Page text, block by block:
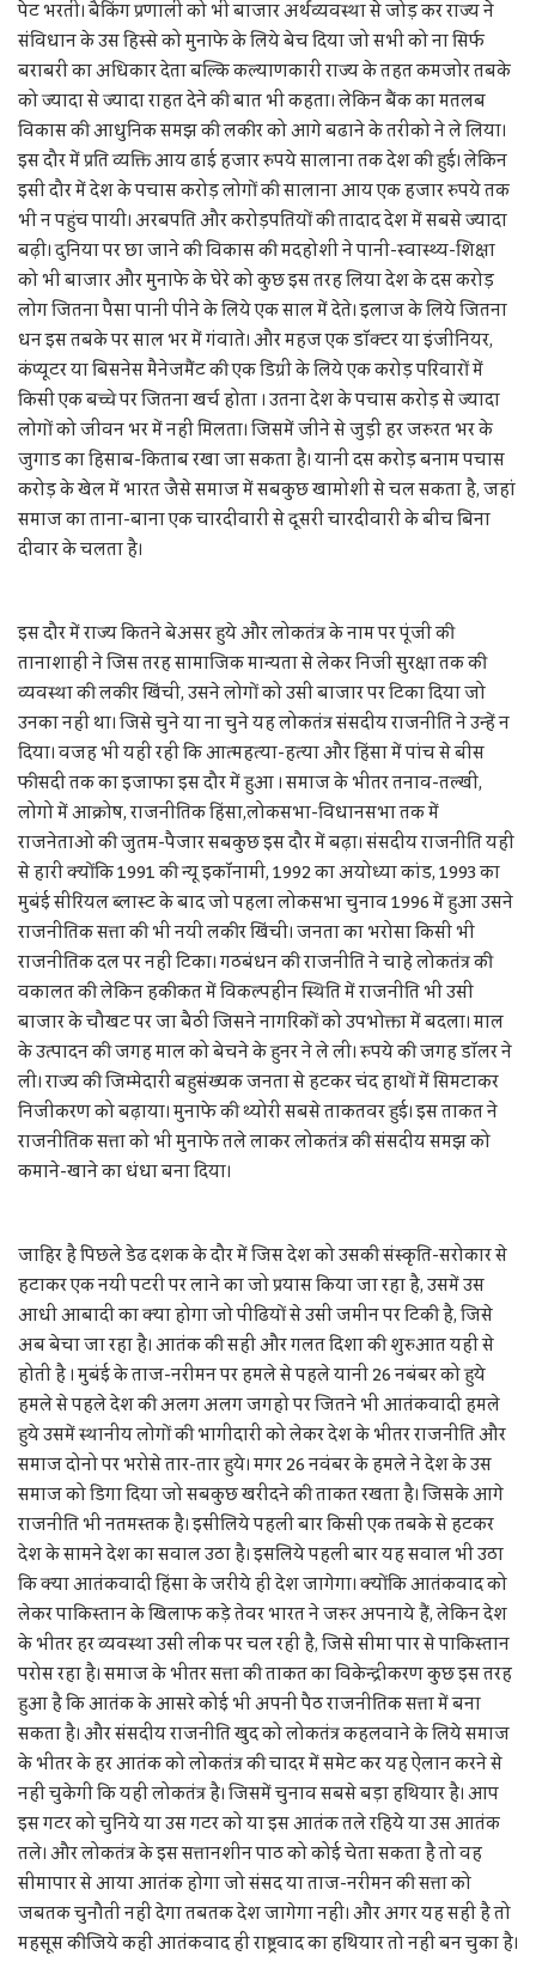
पेट भरती। बैकिंग प्रणाली को भी बाजार अर्थव्यवस्था से जोड़ कर राज्य ने
संविधान के उस हिस्से को मुनाफे के लिये बेच दिया जो सभी को ना सिर्फ
बराबरी का अधिकार देता बल्कि कल्याणकारी राज्य के तहत कमजोर तबके
को ज्यादा से ज्यादा राहत देने की बात भी कहता। लेकिन बैंक का मतलब
विकास की आधुनिक समझ की लकीर को आगे बढाने के तरीको ने ले लिया।
इस दौर में प्रति व्यक्ति आय ढाई हजार रुपये सालाना तक देश की हुई। लेकिन
इसी दौर में देश के पचास करोड़ लोगों की सालाना आय एक हजार रुपये तक
भी न पहुंच पायी। अरबपति और करोड़पतियों की तादाद देश में सबसे ज्यादा
बढ़ी। दुनिया पर छा जाने की विकास की मदहोशी ने पानी-स्वास्थ्य-शिक्षा
को भी बाजार और मुनाफे के घेरे को कुछ इस तरह लिया देश के दस करोड़
लोग जितना पैसा पानी पीने के लिये एक साल में देते। इलाज के लिये जितना
धन इस तबके पर साल भर में गंवाते। और महज एक डॉक्टर या इंजीनियर,
कंप्यूटर या बिसनेस मैनेजमैंट की एक डिग्री के लिये एक करोड़ परिवारों में
किसी एक बच्चे पर जितना खर्च होता । उतना देश के पचास करोड़ से ज्यादा
लोगों को जीवन भर में नहीं मिलता। जिसमें जीने से जुड़ी हर जरुरत भर के
जुगाड का हिसाब-किताब रखा जा सकता है। यानी दस करोड़ बनाम पचास
करोड़ के खेल में भारत जैसे समाज में सबकुछ खामोशी से चल सकता है, जहां
समाज का ताना-बाना एक चारदीवारी से दूसरी चारदीवारी के बीच बिना
दीवार के चलता है।
इस दौर में राज्य कितने बेअसर हुये और लोकतंत्र के नाम पर पूंजी की
तानाशाही ने जिस तरह सामाजिक मान्यता से लेकर निजी सुरक्षा तक की
व्यवस्था की लकीर खिंची, उसने लोगों को उसी बाजार पर टिका दिया जो
उनका नहीं था। जिसे चुने या ना चुने यह लोकतंत्र संसदीय राजनीति ने उन्हें न
दिया। वजह भी यही रही कि आत्महत्या-हत्या और हिंसा में पांच से बीस
फीसदी तक का इजाफा इस दौर में हुआ । समाज के भीतर तनाव-तल्खी,
लोगो में आक्रोष, राजनीतिक हिंसा,लोकसभा-विधानसभा तक में
राजनेताओ की जुतम-पैजार सबकुछ इस दौर में बढ़ा। संसदीय राजनीति यही
से हारी क्योंकि 1991 की न्यू इकॉनामी, 1992 का अयोध्या कांड, 1993 का
मुबंई सीरियल ब्लास्ट के बाद जो पहला लोकसभा चुनाव 1996 में हुआ उसने
राजनीतिक सत्ता की भी नयी लकीर खिंची। जनता का भरोसा किसी भी
राजनीतिक दल पर नहीं टिका। गठबंधन की राजनीति ने चाहे लोकतंत्र की
वकालत की लेकिन हकीकत में विकल्पहीन स्थिति में राजनीति भी उसी
बाजार के चौखट पर जा बैठी जिसने नागरिकों को उपभोक्ता में बदला। माल
के उत्पादन की जगह माल को बेचने के हुनर ने ले ली। रुपये की जगह डॉलर ने
ली। राज्य की जिम्मेदारी बहुसंख्यक जनता से हटकर चंद हाथों में सिमटाकर
निजीकरण को बढ़ाया। मुनाफे की थ्योरी सबसे ताकतवर हुई। इस ताकत ने
राजनीतिक सत्ता को भी मुनाफे तले लाकर लोकतंत्र की संसदीय समझ को
कमाने-खाने का धंधा बना दिया।
जाहिर है पिछले डेढ दशक के दौर में जिस देश को उसकी संस्कृति-सरोकार से
हटाकर एक नयी पटरी पर लाने का जो प्रयास किया जा रहा है, उसमें उस
आधी आबादी का क्या होगा जो पीढियों से उसी जमीन पर टिकी है, जिसे
अब बेचा जा रहा है। आतंक की सही और गलत दिशा की शुरुआत यहीं से
होती है । मुबंई के ताज-नरीमन पर हमले से पहले यानी 26 नबंबर को हुये
हमले से पहले देश की अलग अलग जगहो पर जितने भी आतंकवादी हमले
हुये उसमें स्थानीय लोगों की भागीदारी को लेकर देश के भीतर राजनीति और
समाज दोनो पर भरोसे तार-तार हुये। मगर 26 नवंबर के हमले ने देश के उस
समाज को डिगा दिया जो सबकुछ खरीदने की ताकत रखता है। जिसके आगे
राजनीति भी नतमस्तक है। इसीलिये पहली बार किसी एक तबके से हटकर
देश के सामने देश का सवाल उठा है। इसलिये पहली बार यह सवाल भी उठा
कि क्या आतंकवादी हिंसा के जरीये ही देश जागेगा। क्योंकि आतंकवाद को
लेकर पाकिस्तान के खिलाफ कड़े तेवर भारत ने जरुर अपनाये हैं, लेकिन देश
के भीतर हर व्यवस्था उसी लीक पर चल रही है, जिसे सीमा पार से पाकिस्तान
परोस रहा है। समाज के भीतर सत्ता की ताकत का विकेन्द्रीकरण कुछ इस तरह
हुआ है कि आतंक के आसरे कोई भी अपनी पैठ राजनीतिक सत्ता में बना
सकता है। और संसदीय राजनीति खुद को लोकतंत्र कहलवाने के लिये समाज
के भीतर के हर आतंक को लोकतंत्र की चादर में समेट कर यह ऐलान करने से
नहीं चुकेगी कि यही लोकतंत्र है। जिसमें चुनाव सबसे बड़ा हथियार है। आप
इस गटर को चुनिये या उस गटर को या इस आतंक तले रहिये या उस आतंक
तले। और लोकतंत्र के इस सत्तानशीन पाठ को कोई चेता सकता है तो वह
सीमापार से आया आतंक होगा जो संसद या ताज-नरीमन की सत्ता को
जबतक चुनौती नहीं देगा तबतक देश जागेगा नहीं। और अगर यह सही है तो
महसूस कीजिये कहीं आतंकवाद ही राष्ट्रवाद का हथियार तो नहीं बन चुका है।